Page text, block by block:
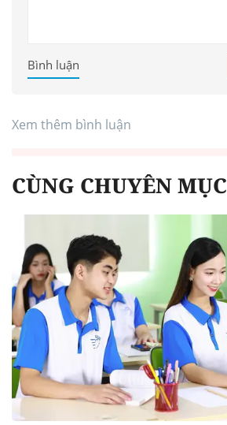
Bình luận
Xem thêm bình luận
CÙNG CHUYÊN MỤC